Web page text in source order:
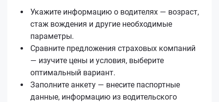
Укажите информацию о водителях — возраст,
стаж вождения и другие необходимые
параметры.
Сравните предложения страховых компаний
— изучите цены и условия, выберите
оптимальный вариант.
Заполните анкету — внесите паспортные
данные, информацию из водительского